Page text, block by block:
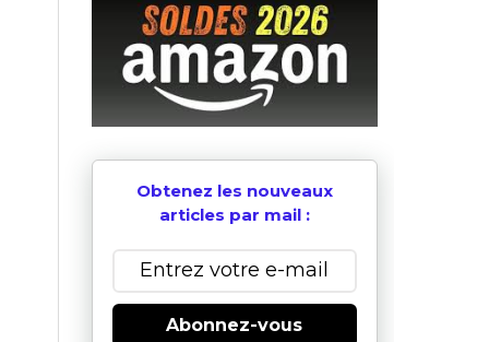
Obtenez les nouveaux
articles par mail :
Abonnez-vous